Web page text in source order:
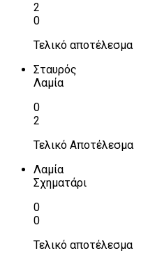
2
0
Τελικό αποτέλεσμα
Σταυρός
Λαμία
0
2
Τελικό Αποτέλεσμα
Λαμία
Σχηματάρι
0
0
Τελικό αποτέλεσμα